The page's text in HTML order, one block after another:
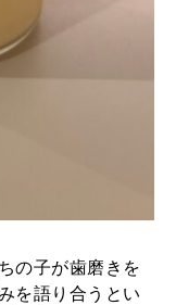
の子が歯磨きを
を語り合うとい